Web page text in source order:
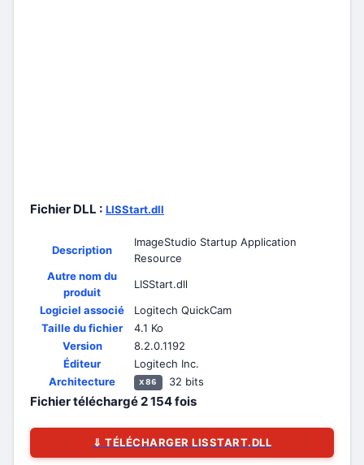
Fichier DLL : LISStart.dll
Description
ImageStudio Startup Application
Resource
Autre nom du
produit
LISStart.dll
Logiciel associé
Logitech QuickCam
Taille du fichier
4.1 Ko
Version
8.2.0.1192
Éditeur
Logitech Inc.
Architecture
x86 32 bits
Fichier téléchargé2 154fois
⇓ TÉLÉCHARGER LISSTART.DLL